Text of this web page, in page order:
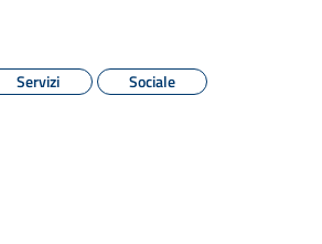
Servizi Sociale